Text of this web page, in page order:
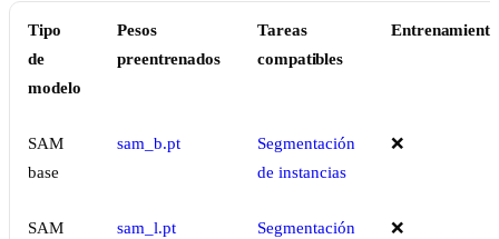
Tipo
de
modelo
Pesos
preentrenados
Tareas
compatibles
Entrenamiento
SAM
base
sam_b.pt
Segmentación
de instancias
❌
SAM
sam_l.pt
Segmentación
❌